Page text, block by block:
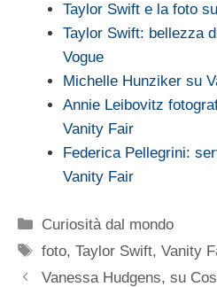
Taylor Swift e la foto
Taylor Swift: bellezza
Vogue
Michelle Hunziker su
Annie Leibovitz
Vanity Fair
Federica Pellegrini:
Vanity Fair
Categorie
Curiosità dal mondo
Tag
foto,Taylor Swift,Vanity
Vanessa Hudgens, su